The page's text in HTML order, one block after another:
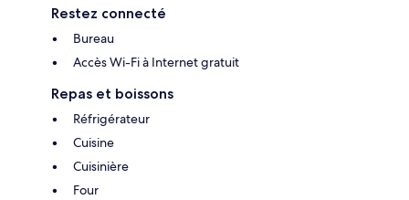
Restez connecté
Bureau
Accès Wi-Fi à Internet gratuit
Repas et boissons
Réfrigérateur
Cuisine
Cuisinière
Four